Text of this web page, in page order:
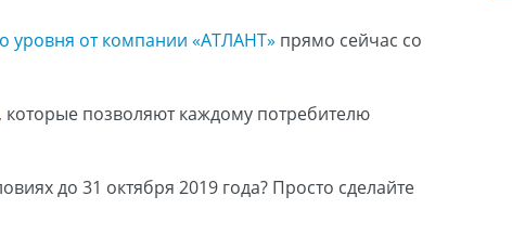
уровня от компании «АТЛАНТ» прямо сейчас со
, которые позволяют каждому потребителю
до 31 октября 2019 года? Просто сделайте